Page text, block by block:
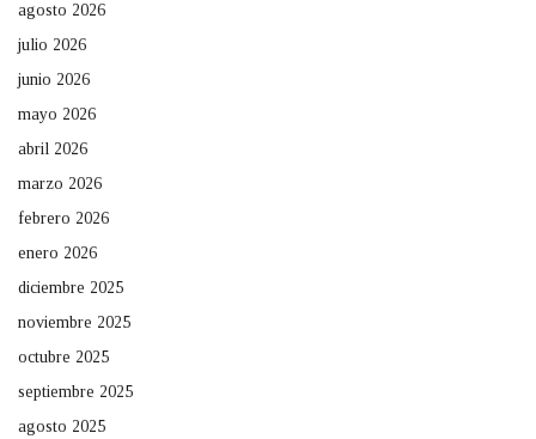
agosto 2026
julio 2026
junio 2026
mayo 2026
abril 2026
marzo 2026
febrero 2026
enero 2026
diciembre 2025
noviembre 2025
octubre 2025
septiembre 2025
agosto 2025